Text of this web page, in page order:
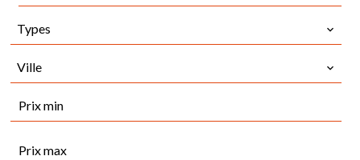
Types
Ville